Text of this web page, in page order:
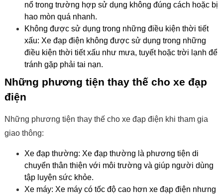
nổ trong trường hợp sử dụng không đúng cách hoặc bị
hao mòn quá nhanh.
Không được sử dụng trong những điều kiện thời tiết
xấu: Xe đạp điện không được sử dụng trong những
điều kiện thời tiết xấu như mưa, tuyết hoặc trời lạnh để
tránh gặp phải tai nạn.
Những phương tiện thay thế cho xe đạp
điện
Những phương tiện thay thế cho xe đạp điện khi tham gia
giao thông:
Xe đạp thường: Xe đạp thường là phương tiện di
chuyển thân thiện với môi trường và giúp người dùng
tập luyện sức khỏe.
Xe máy: Xe máy có tốc độ cao hơn xe đạp điện nhưng